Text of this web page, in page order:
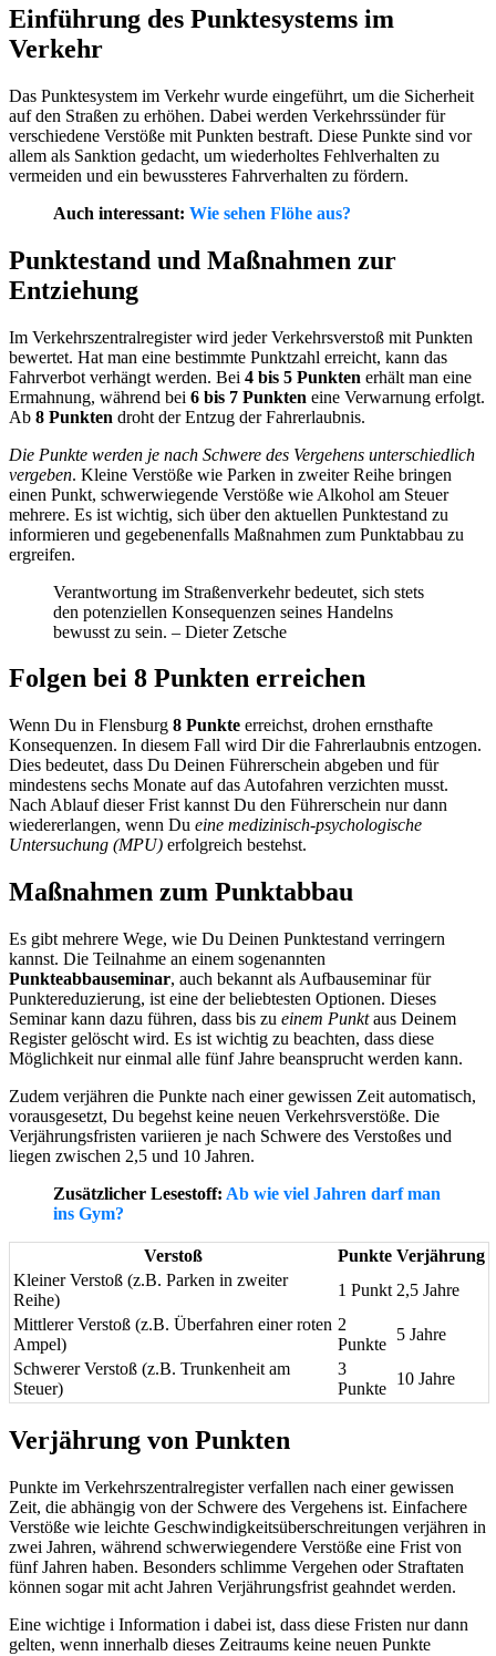
Einführung des Punktesystems im
Verkehr
Das Punktesystem im Verkehr wurde eingeführt, um die Sicherheit
auf den Straßen zu erhöhen. Dabei werden Verkehrssünder für
verschiedene Verstöße mit Punkten bestraft. Diese Punkte sind vor
allem als Sanktion gedacht, um wiederholtes Fehlverhalten zu
vermeiden und ein bewussteres Fahrverhalten zu fördern.
Auch interessant: Wie sehen Flöhe aus?
Punktestand und Maßnahmen zur
Entziehung
Im Verkehrszentralregister wird jeder Verkehrsverstoß mit Punkten
bewertet. Hat man eine bestimmte Punktzahl erreicht, kann das
Fahrverbot verhängt werden. Bei 4 bis 5 Punkten erhält man eine
Ermahnung, während bei 6 bis 7 Punkten eine Verwarnung erfolgt.
Ab 8 Punkten droht der Entzug der Fahrerlaubnis.
Die Punkte werden je nach Schwere des Vergehens unterschiedlich
vergeben. Kleine Verstöße wie Parken in zweiter Reihe bringen
einen Punkt, schwerwiegende Verstöße wie Alkohol am Steuer
mehrere. Es ist wichtig, sich über den aktuellen Punktestand zu
informieren und gegebenenfalls Maßnahmen zum Punktabbau zu
ergreifen.
Verantwortung im Straßenverkehr bedeutet, sich stets
den potenziellen Konsequenzen seines Handelns
bewusst zu sein. – Dieter Zetsche
Folgen bei 8 Punkten erreichen
Wenn Du in Flensburg 8 Punkte erreichst, drohen ernsthafte
Konsequenzen. In diesem Fall wird Dir die Fahrerlaubnis entzogen.
Dies bedeutet, dass Du Deinen Führerschein abgeben und für
mindestens sechs Monate auf das Autofahren verzichten musst.
Nach Ablauf dieser Frist kannst Du den Führerschein nur dann
wiedererlangen, wenn Du eine medizinisch-psychologische
Untersuchung (MPU) erfolgreich bestehst.
Maßnahmen zum Punktabbau
Es gibt mehrere Wege, wie Du Deinen Punktestand verringern
kannst. Die Teilnahme an einem sogenannten
Punkteabbauseminar, auch bekannt als Aufbauseminar für
Punktereduzierung, ist eine der beliebtesten Optionen. Dieses
Seminar kann dazu führen, dass bis zu einem Punktaus Deinem
Register gelöscht wird. Es ist wichtig zu beachten, dass diese
Möglichkeit nur einmal alle fünf Jahre beansprucht werden kann.
Zudem verjähren die Punkte nach einer gewissen Zeit automatisch,
vorausgesetzt, Du begehst keine neuen Verkehrsverstöße. Die
Verjährungsfristen variieren je nach Schwere des Verstoßes und
liegen zwischen 2,5 und 10 Jahren.
Zusätzlicher Lesestoff: Ab wie viel Jahren darf man
ins Gym?
Verstoß Punkte Verjährung
Kleiner Verstoß (z.B. Parken in zweiter
Reihe)
1 Punkt 2,5 Jahre
Mittlerer Verstoß (z.B. Überfahren einer roten
Ampel)
2
Punkte
5 Jahre
Schwerer Verstoß (z.B. Trunkenheit am
Steuer)
3
Punkte
10 Jahre
Verjährung von Punkten
Punkte im Verkehrszentralregister verfallen nach einer gewissen
Zeit, die abhängig von der Schwere des Vergehens ist. Einfachere
Verstöße wie leichte Geschwindigkeitsüberschreitungen verjähren in
zwei Jahren, während schwerwiegendere Verstöße eine Frist von
fünf Jahren haben. Besonders schlimme Vergehen oder Straftaten
können sogar mit acht Jahren Verjährungsfrist geahndet werden.
Eine wichtige i Information i dabei ist, dass diese Fristen nur dann
gelten, wenn innerhalb dieses Zeitraums keine neuen Punkte